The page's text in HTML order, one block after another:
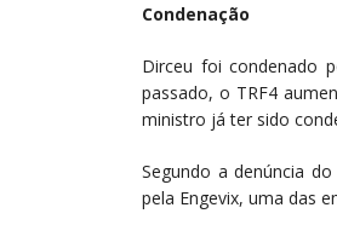
Condenação
Dirceu foi condenado
passado, o TRF4
ministro játer sido
Segundo a denúncia
pela Engevix, uma das